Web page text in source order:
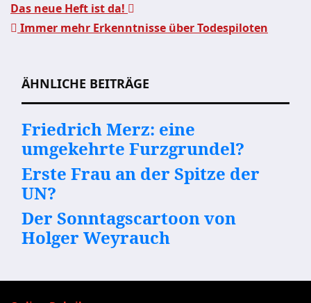
Das neue Heft ist da!
Immer mehr Erkenntnisse über Todespiloten
ÄHNLICHE BEITRÄGE
Friedrich Merz: eine
umgekehrte Furzgrundel?
Erste Frau an der Spitze der
UN?
Der Sonntagscartoon von
Holger Weyrauch